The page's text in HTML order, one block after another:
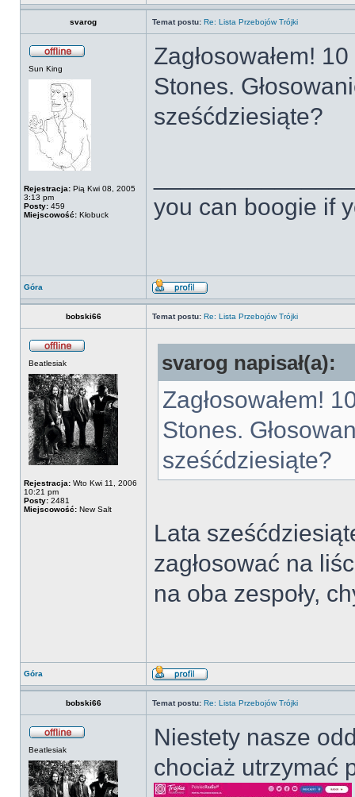
svarog Temat postu: Re: Lista Przebojów Trójki
Sun King
Rejestracja: Pią Kwi 08, 2005
3:13 pm
Posty: 459
Miejscowość: Kłobuck
Zagłosowałem!
Stones.
sześćdziesiąte?
you can boogie if
Góra
bobski66 Temat postu: Re: Lista Przebojów Trójki
Beatlesiak
Rejestracja: Wto Kwi 11, 2006
10:21 pm
Posty: 2481
Miejscowość: New Salt
svarog napisał(a):
Zagłosowałem!
Stones.
sześćdziesiąte?
Lata
zagłosować na
na oba zespoły,
Góra
bobski66 Temat postu: Re: Lista Przebojów Trójki
Beatlesiak
Niestety nasze
chociaż utrzymać